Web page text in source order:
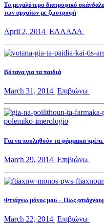
Το μεγαλύτερο διατροφικό
των αρχαίων με ζωοτροφή
April 2, 2014 ΕΛΛΑΔΑ
Βότανα για τα παιδιά
March 31, 2014 Επιβιώνω
Για να πουληθούν τα φάρμακα
March 29, 2014 Επιβιώνω
Φτιάχνω μόνος μου – Πως
March 22, 2014 Επιβιώνω